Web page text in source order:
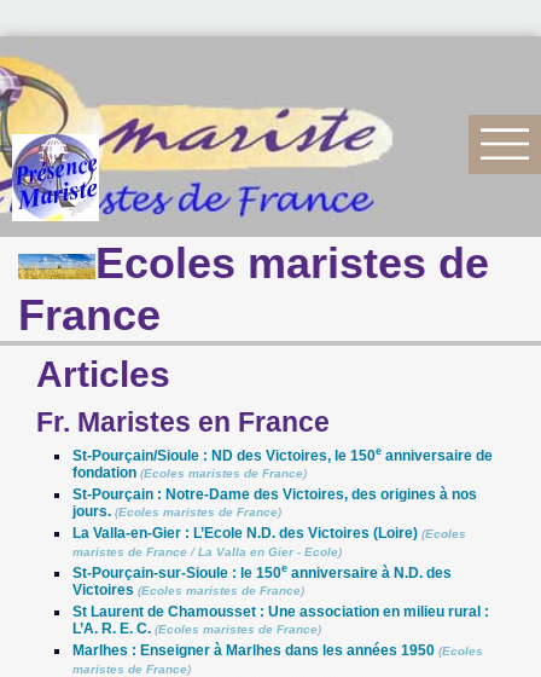
Ecoles maristes de
France
Articles
Fr. Maristes en France
St-Pourçain/Sioule : ND des Victoires, le 150e anniversaire de
fondation (Ecoles maristes de France)
St-Pourçain : Notre-Dame des Victoires, des origines à nos
jours. (Ecoles maristes de France)
La Valla-en-Gier : L’Ecole N.D. des Victoires (Loire) (Ecoles
maristes de France /La Valla en Gier - Ecole)
St-Pourçain-sur-Sioule : le 150e anniversaire à N.D. des
Victoires (Ecoles maristes de France)
St Laurent de Chamousset : Une association en milieu rural :
L’A. R. E. C. (Ecoles maristes de France)
Marlhes : Enseigner à Marlhes dans les années 1950 (Ecoles
maristes de France)